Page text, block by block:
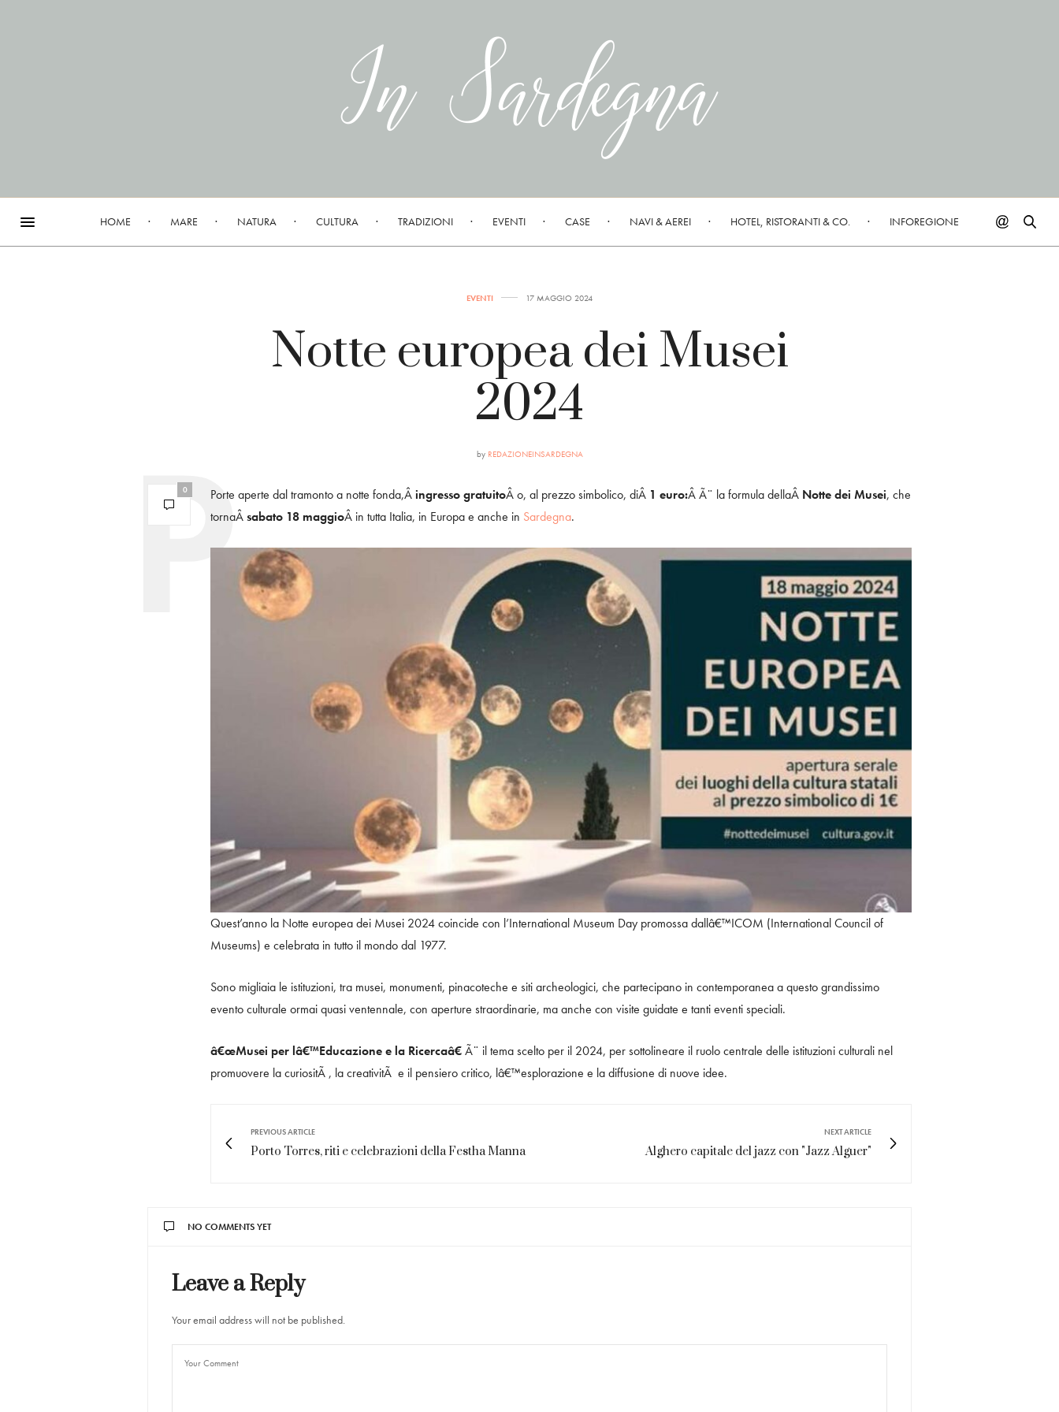
HOME MARE NATURA CULTURA TRADIZIONI EVENTI CASE NAVI & AEREI HOTEL, RISTORANTI & CO. INFOREGIONE
EVENTI 17 MAGGIO 2024
Notte europea dei Musei
2024
by REDAZIONEINSARDEGNA
0 Porte aperte dal tramonto a notte fonda,Â ingresso gratuitoÂ o, al prezzo simbolico, diÂ 1 euro:Â Ã¨ la formula dellaÂ Notte dei Musei, che
tornaÂsabato 18 maggioÂ in tutta Italia, in Europa e anche in Sardegna.
Quest’anno la Notte europea dei Musei 2024 coincide con l’International Museum Day promossa dallâ€™ICOM (International Council of
Museums) e celebrata in tutto il mondo dal 1977.
Sono migliaia le istituzioni, tra musei, monumenti, pinacoteche e siti archeologici, che partecipano in contemporanea a questo grandissimo
evento culturale ormai quasi ventennale, con aperture straordinarie, ma anche con visite guidate e tanti eventi speciali.
â€œMusei per lâ€™Educazione e la Ricercaâ€Ã¨ il tema scelto per il 2024, per sottolineare il ruolo centrale delle istituzioni culturali nel
promuovere la curiositÃ , la creativitÃ e il pensiero critico, lâ€™esplorazione e la diffusione di nuove idee.
PREVIOUS ARTICLE
Porto Torres, riti e celebrazioni della Festha Manna
NEXT ARTICLE
Alghero capitale del jazz con "Jazz Alguer"
NO COMMENTS YET
Leave a Reply
Your email address will not be published.